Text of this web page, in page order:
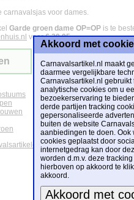
carnavalsjas voor dames.
Garde groen dame OP=OP is te
voor€ 29,95.
Akkoord met
Carnavalsartikel.nl maakt
daarmee vergelijkbare
Carnavalsartikel.nl gebruikt
analytische cookies om u
bezoekerservaring te
derde partijen tracking
gepersonaliseerde
buiten de website
aanbiedingen te doen. Ook
cookies geplaatst door
internetgedrag kan door
worden d.m.v. deze
hierboven op akkoord te
akkoord.